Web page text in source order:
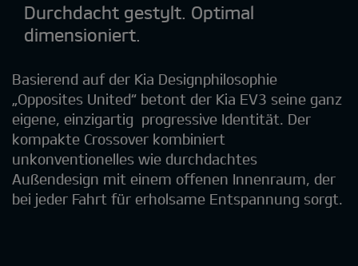
Durchdacht gestylt. Optimal
dimensioniert.
Basierend auf der Kia Designphilosophie
„Opposites United“ betont der Kia EV3 seine ganz
eigene, einzigartig progressive Identität. Der
kompakte Crossover kombiniert
unkonventionelles wie durchdachtes
Außendesign mit einem offenen Innenraum, der
bei jeder Fahrt für erholsame Entspannung sorgt.